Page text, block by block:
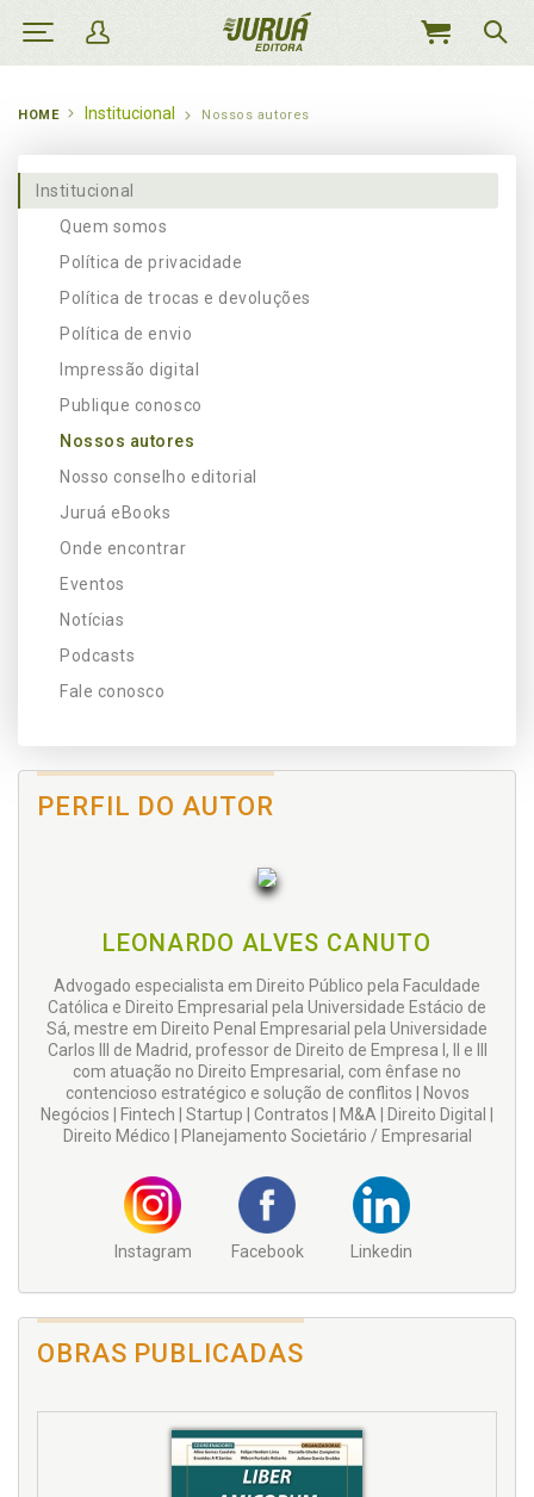
MEU
HOME Institucional Nossos autores
Institucional
Quem somos
Política de privacidade
Política de trocas e devoluções
Política de envio
Impressão digital
Publique conosco
Nossos autores
Nosso conselho editorial
Juruá eBooks
Onde encontrar
Eventos
Notícias
Podcasts
Fale conosco
PERFIL DO AUTOR
LEONARDO ALVES CANUTO
Advogado especialista em Direito Público pela Faculdade
Católica e Direito Empresarial pela Universidade Estácio de
Sá, mestre em Direito Penal Empresarial pela Universidade
Carlos III de Madrid, professor de Direito de Empresa I, II e III
com atuação no Direito Empresarial, com ênfase no
contencioso estratégico e solução de conflitos | Novos
Negócios | Fintech | Startup | Contratos | M&A | Direito Digital |
Direito Médico | Planejamento Societário / Empresarial
Instagram Facebook Linkedin
OBRAS PUBLICADAS